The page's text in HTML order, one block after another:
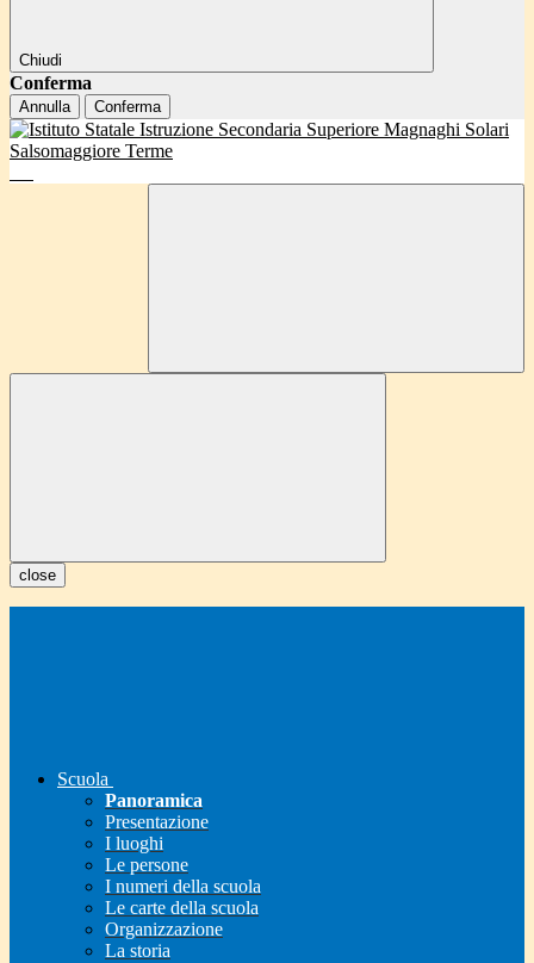
Chiudi
Conferma
Annulla Conferma
close
Scuola
Panoramica
Presentazione
I luoghi
Le persone
I numeri della scuola
Le carte della scuola
Organizzazione
La storia